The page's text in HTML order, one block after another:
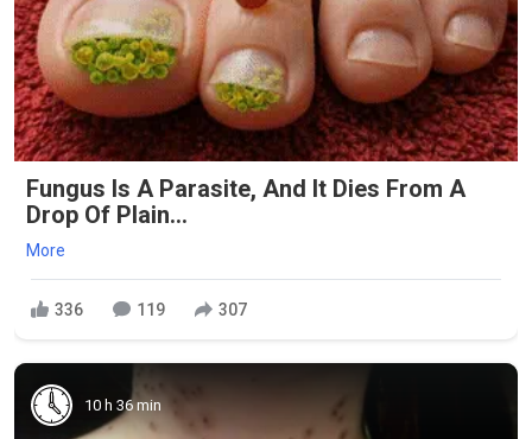
Fungus Is A Parasite, And It Dies From A
Drop Of Plain...
More
336 119 307
10 h 36 min